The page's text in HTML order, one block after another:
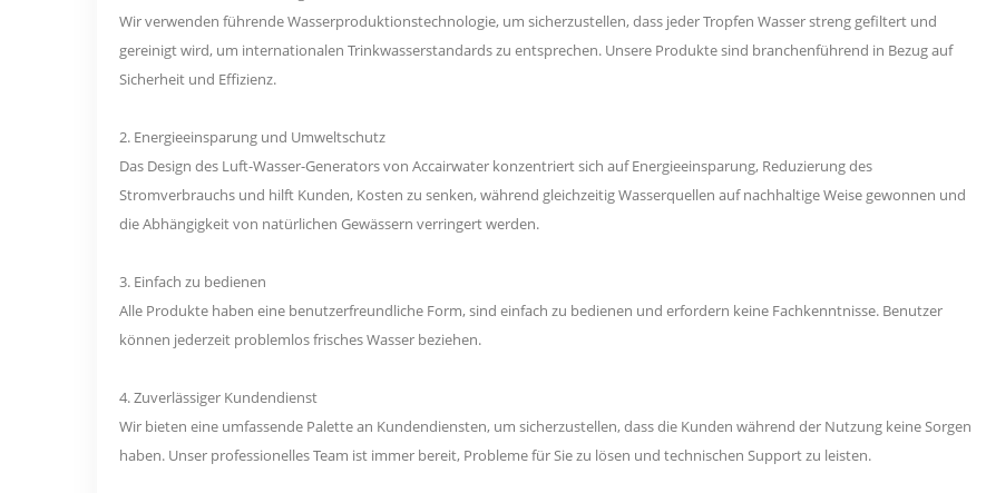
Wir verwenden führende Wasserproduktionstechnologie, um sicherzustellen, dass jeder Tropfen Wasser streng gefiltert und
gereinigt wird, um internationalen Trinkwasserstandards zu entsprechen. Unsere Produkte sind branchenführend in Bezug auf
Sicherheit und Effizienz.
2. Energieeinsparung und Umweltschutz
Das Design des Luft-Wasser-Generators von Accairwater konzentriert sich auf Energieeinsparung, Reduzierung des
Stromverbrauchs und hilft Kunden, Kosten zu senken, während gleichzeitig Wasserquellen auf nachhaltige Weise gewonnen und
die Abhängigkeit von natürlichen Gewässern verringert werden.
3. Einfach zu bedienen
Alle Produkte haben eine benutzerfreundliche Form, sind einfach zu bedienen und erfordern keine Fachkenntnisse. Benutzer
können jederzeit problemlos frisches Wasser beziehen.
4. Zuverlässiger Kundendienst
Wir bieten eine umfassende Palette an Kundendiensten, um sicherzustellen, dass die Kunden während der Nutzung keine Sorgen
haben. Unser professionelles Team ist immer bereit, Probleme für Sie zu lösen und technischen Support zu leisten.